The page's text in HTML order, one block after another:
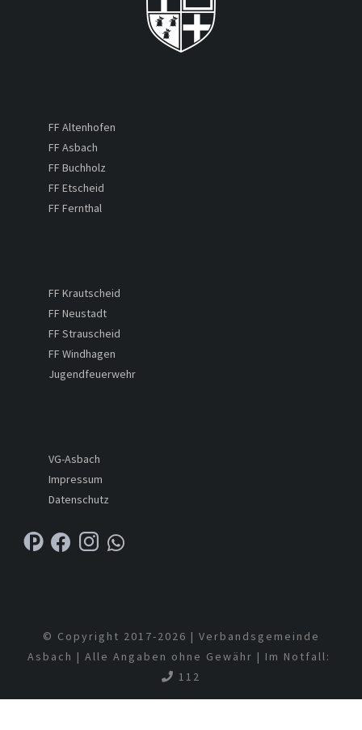
FF Altenhofen
FF Asbach
FF Buchholz
FF Etscheid
FF Fernthal
FF Krautscheid
FF Neustadt
FF Strauscheid
FF Windhagen
Jugendfeuerwehr
VG-Asbach
Impressum
Datenschutz
© Copyright 2017-2026 | Verbandsgemeinde
Asbach | Alle Angaben ohne Gewähr | Im Notfall:
112